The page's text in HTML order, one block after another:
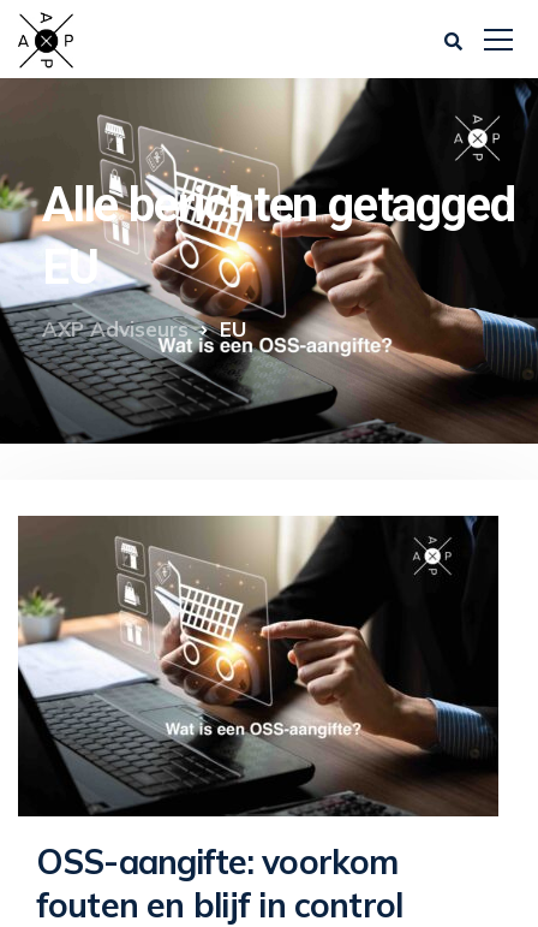
Alle berichten getagged
EU
AXP Adviseurs EU
OSS-aangifte: voorkom
fouten en blijf in control